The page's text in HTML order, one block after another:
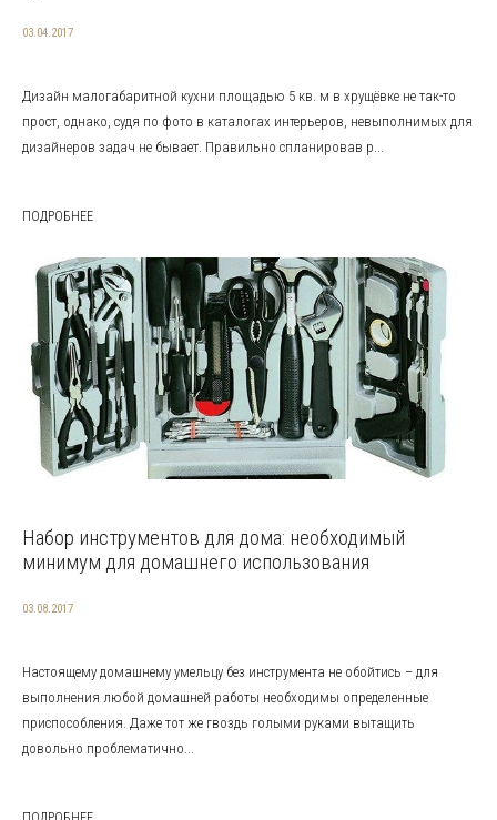
03.04.2017
Дизайн малогабаритной кухни площадью 5 кв. м в хрущёвке не так-то
прост, однако, судя по фото в каталогах интерьеров, невыполнимых для
дизайнеров задач не бывает. Правильно спланировав р...
ПОДРОБНЕЕ
Набор инструментов для дома: необходимый
минимум для домашнего использования
03.08.2017
Настоящему домашнему умельцу без инструмента не обойтись – для
выполнения любой домашней работы необходимы определенные
приспособления. Даже тот же гвоздь голыми руками вытащить
довольно проблематично...